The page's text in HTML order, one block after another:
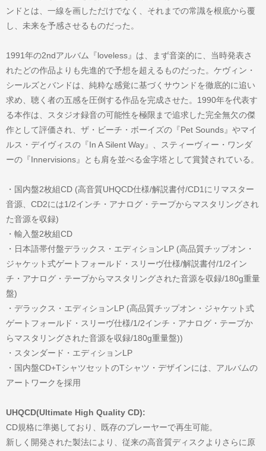
ンドとは、一線を画しただけでなく、それまでの常識を根底から覆
し、未来を予感させるものだった。
1991年の2ndアルバム『loveless』は、まず音楽的に、当時発表さ
れたどの作品よりも先進的で予想を超えるものだった。ケヴィン・
シールズとバンドは、純粋な感覚に基づくサウンドを徹底的に追い
求め、聴く者の五感を圧倒する作品を完成させた。1990年を代表す
る本作は、スタジオ録音の可能性を極限まで追求した完全無欠の傑
作として評価され、ザ・ビーチ・ボーイズの『Pet Sounds』やマイ
ルス・デイヴィスの『In A Silent Way』、スティーヴィー・ワンダ
ーの『Innervisions』とも肩を並べる金字塔として賞賛されている。
・国内盤2枚組CD (高音質UHQCD仕様/解説書付/CD1にリマスター
音源、CD2には1/2インチ・アナログ・テープからマスタリングされ
た音源を収録)
・輸入盤2枚組CD
・日本語帯付盤デラックス・エディションLP (高品質チップオン・
ジャケット式ゲートフォールド・スリーヴ仕様/解説書付/1/2イン
チ・アナログ・テープからマスタリングされた音源を収録/180g重量
盤)
・デラックス・エディションLP (高品質チップオン・ジャケット式
ゲートフォールド・スリーヴ仕様/1/2インチ・アナログ・テープか
らマスタリングされた音源を収録/180g重量盤))
・スタンダード・エディションLP
・国内盤CD+TシャツセットのTシャツ・デザインには、アルバムの
アートワークを採用
UHQCD(Ultimate High Quality CD):
CD規格に準拠しており、既存のプレーヤーで再生可能。
新しく開発された製法により、従来の高音質ディスクよりさらに原